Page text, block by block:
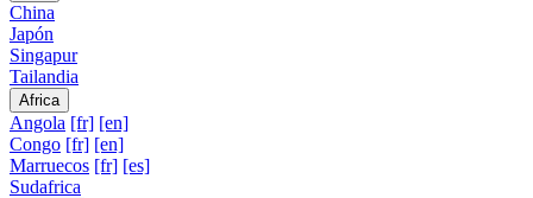
China
Japón
Singapur
Tailandia
Africa
Angola [fr] [en]
Congo [fr] [en]
Marruecos [fr] [es]
Sudafrica